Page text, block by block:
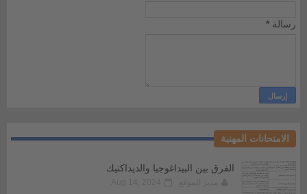
رسالة *
الامتحانات المهنية
الفرق بين البيداغوجيا والديداكتيك